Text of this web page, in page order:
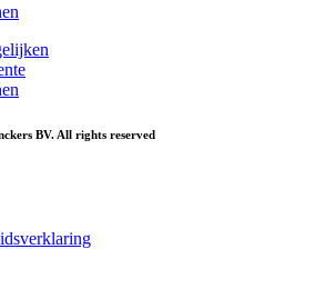
BV. All rights reserved